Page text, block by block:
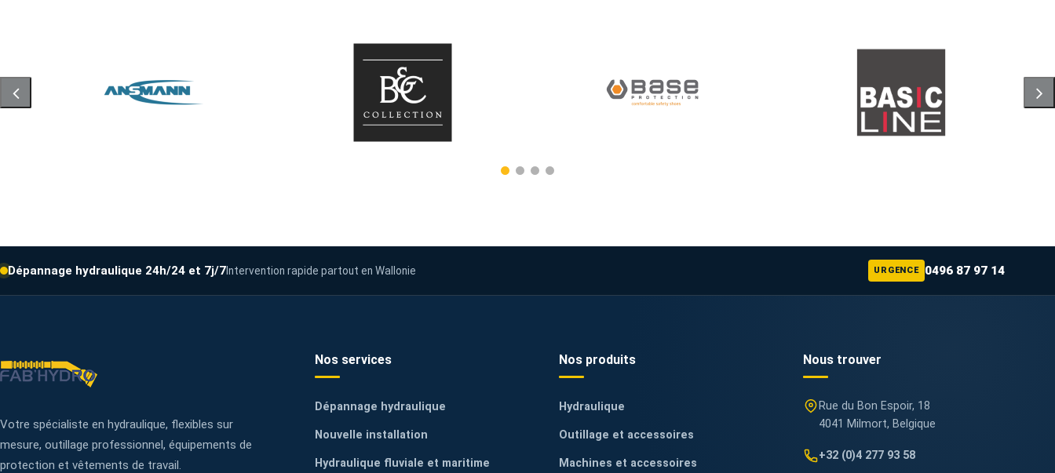
Dépannage hydraulique 24h/24 et 7j/7Intervention rapide partout en Wallonie URGENCE 0496 87 97 14
Votre spécialiste en hydraulique, flexibles sur
mesure, outillage professionnel, équipements de
protection et vêtements de travail.
Nos services
Dépannage hydraulique
Nouvelle installation
Hydraulique fluviale et maritime
Nos produits
Hydraulique
Outillage et accessoires
Machines et accessoires
Nous trouver
Rue du Bon Espoir, 18
4041 Milmort, Belgique
+32 (0)4 277 93 58